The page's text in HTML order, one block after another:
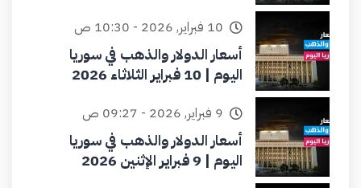
10 فبراير, 2026 - 10:30 ص
أسعار الدولار والذهب في سوريا
اليوم | 10 فبراير الثلاثاء 2026
9 فبراير, 2026 - 09:27 ص
أسعار الدولار والذهب في سوريا
اليوم | 9 فبراير الإثنين 2026